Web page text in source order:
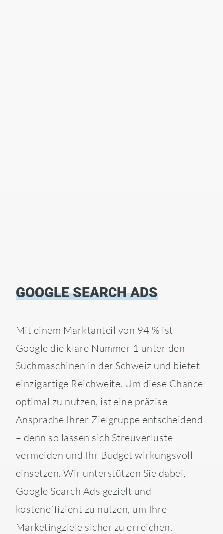
GOOGLE SEARCH ADS
Mit einem Marktanteil von 94 % ist
Google die klare Nummer 1 unter den
Suchmaschinen in der Schweiz und bietet
einzigartige Reichweite. Um diese Chance
optimal zu nutzen, ist eine präzise
Ansprache Ihrer Zielgruppe entscheidend
– denn so lassen sich Streuverluste
vermeiden und Ihr Budget wirkungsvoll
einsetzen. Wir unterstützen Sie dabei,
Google Search Ads gezielt und
kosteneffizient zu nutzen, um Ihre
Marketingziele sicher zu erreichen.